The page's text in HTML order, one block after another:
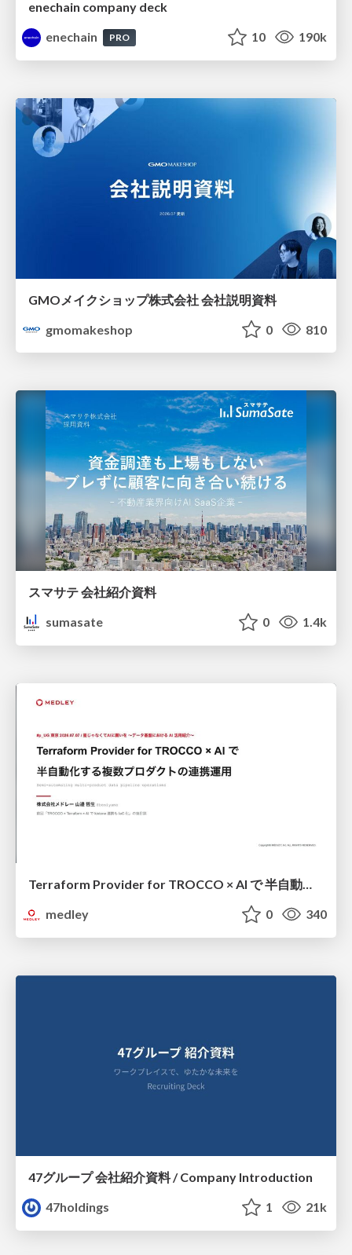
enechain company deck
enechain
PRO 10 190k
GMOメイクショップ株式会社 会社説明資料
gmomakeshop
0 810
スマサテ 会社紹介資料
sumasate
0 1.4k
Terraform Provider for TROCCO × AI で 半自動化する複数プロダクトの連携運用 / Semi-Automating Multi-Product Data Integration Ops with the Terraform Provider for TROCCO × AI
medley
0 340
47グループ 会社紹介資料 / Company Introduction
47holdings
1 21k